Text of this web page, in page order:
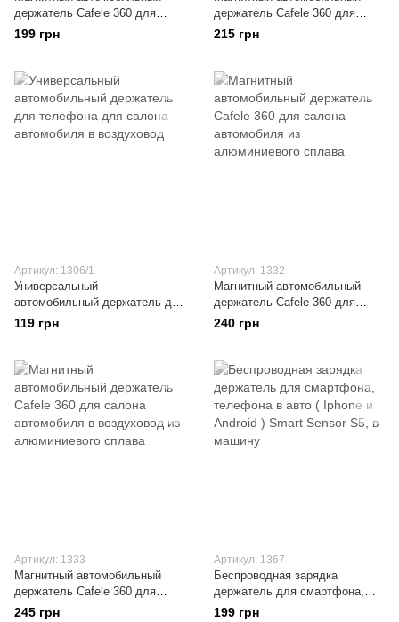
держатель Cafele 360 для
салона автомобиля из
алюминиевого сплава
199 грн
держатель Cafele 360 для
салона автомобиля в
воздуховод из алюминиевого
215 грн
Артикул: 1306/1
Универсальный
автомобильный держатель для
телефона для салона
автомобиля в воздуховод
119 грн
Артикул: 1332
Магнитный автомобильный
держатель Cafele 360 для
салона автомобиля из
алюминиевого сплава
240 грн
Артикул: 1333
Магнитный автомобильный
держатель Cafele 360 для
салона автомобиля в
245 грн
Артикул: 1367
Беспроводная зарядка
держатель для смартфона,
телефона в авто ( Iphone и
199 грн